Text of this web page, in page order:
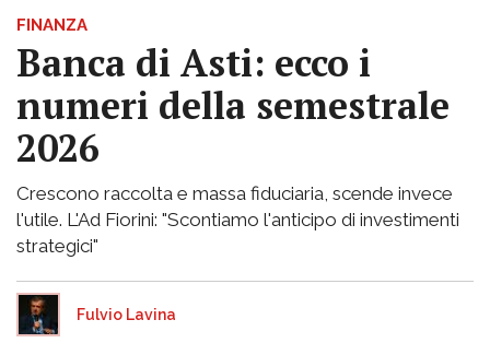
FINANZA
Banca di Asti: ecco i
numeri della semestrale
2026
Crescono raccolta e massa fiduciaria, scende invece
l'utile. L'Ad Fiorini: "Scontiamo l'anticipo di investimenti
strategici"
Fulvio Lavina